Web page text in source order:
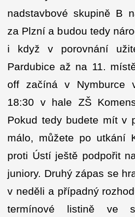
nadstavbové skupině B
za Plzní a budou tedy
i když v porovnání
Pardubice až na 11.
off začíná v Nymburce
18:30 v hale ZŠ
Pokud tedy budete mít v
málo, můžete po utkání
proti Ústí ještě podpořit
juniory. Druhý zápas se
v neděli a případný
termínové listině ve